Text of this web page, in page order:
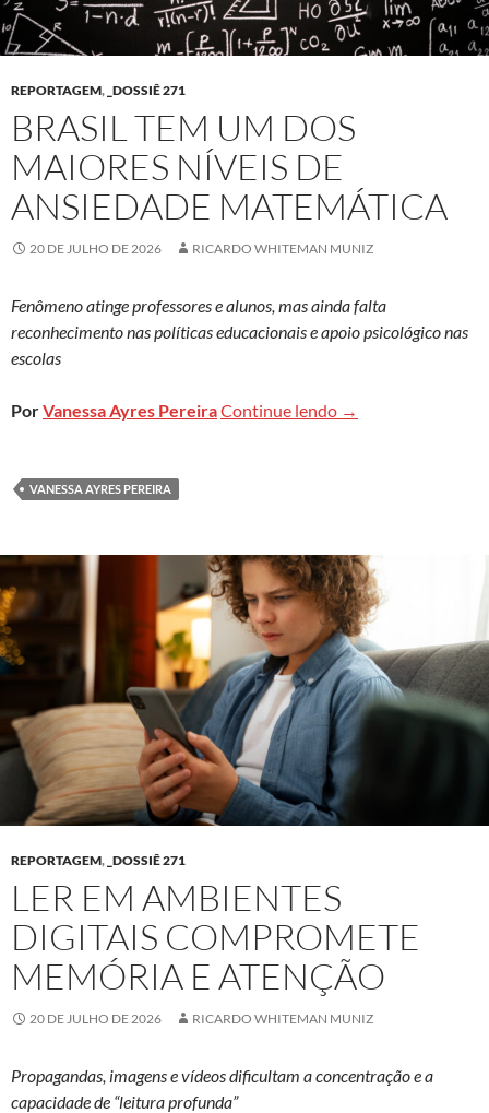
REPORTAGEM, _DOSSIÊ 271
BRASIL TEM UM DOS
MAIORES NÍVEIS DE
ANSIEDADE MATEMÁTICA
20 DE JULHO DE 2026 RICARDO WHITEMAN MUNIZ
Fenômeno atinge professores e alunos, mas ainda falta
reconhecimento nas políticas educacionais e apoio psicológico nas
escolas
PorVanessa Ayres PereiraContinue lendo Brasil tem um dos
→
VANESSA AYRES PEREIRA
REPORTAGEM, _DOSSIÊ 271
LER EM AMBIENTES
DIGITAIS COMPROMETE
MEMÓRIA E ATENÇÃO
20 DE JULHO DE 2026 RICARDO WHITEMAN MUNIZ
Propagandas, imagens e vídeos dificultam a concentração e a
capacidade de “leitura profunda”